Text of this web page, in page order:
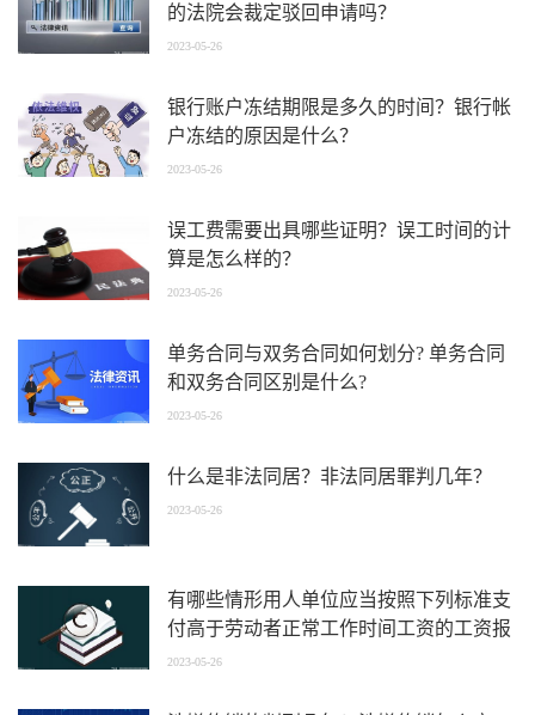
的法院会裁定驳回申请吗？
2023-05-26
银行账户冻结期限是多久的时间？银行帐
户冻结的原因是什么？
2023-05-26
误工费需要出具哪些证明？误工时间的计
算是怎么样的？
2023-05-26
单务合同与双务合同如何划分? 单务合同
和双务合同区别是什么?
2023-05-26
什么是非法同居？非法同居罪判几年？
2023-05-26
有哪些情形用人单位应当按照下列标准支
付高于劳动者正常工作时间工资的工资报
酬？
2023-05-26